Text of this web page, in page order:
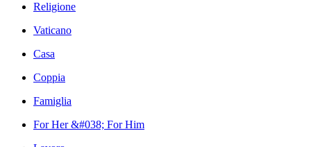
Religione
Vaticano
Casa
Coppia
Famiglia
For Her &#038; For Him